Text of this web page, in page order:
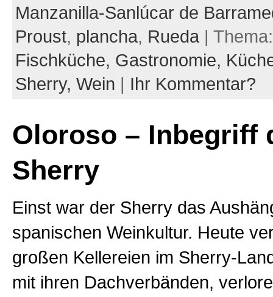
Manzanilla-Sanlúcar de
Proust, plancha, Rueda|
Fischküche, Gastronomie,
Sherry, Wein | Ihr Kommentar?
Oloroso – Inbegriff
Sherry
Einst war der Sherry das
spanischen Weinkultur. Heute
großen Kellereien im Sherry-
mit ihren Dachverbänden,